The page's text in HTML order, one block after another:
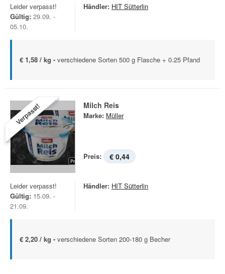
Leider verpasst!
Gültig: 29.09. -
05.10.
Händler: HIT Sütterlin
€ 1,58 / kg - verschiedene Sorten 500 g Flasche + 0.25 Pfand
Verpasst! Milch Reis
Marke: Müller
Preis: € 0,44
Leider verpasst!
Gültig: 15.09. -
21.09.
Händler: HIT Sütterlin
€ 2,20 / kg - verschiedene Sorten 200-180 g Becher